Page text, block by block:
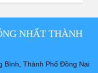
NHẤT THÀNH
Bình, Thành Phố Đồng Nai